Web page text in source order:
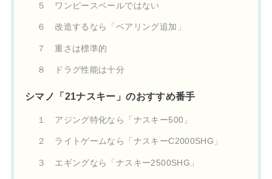
５ ワンピースベールではない
６ 改造するなら「ベアリング追加」
７ 重さは標準的
８ ドラグ性能は十分
シマノ「21ナスキー」のおすすめ番手
１ アジング特化なら「ナスキー500」
２ ライトゲームなら「ナスキーC2000SHG」
３ エギングなら「ナスキー2500SHG」